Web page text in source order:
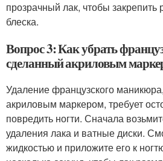
прозрачный лак, чтобы закрепить
блеска.
Вопрос 3: Как убрать
сделанный акриловым
Удаление французского
акриловым маркером, требует
повредить ногти. Сначала
удаления лака и ватные диски.
жидкостью и приложите его к